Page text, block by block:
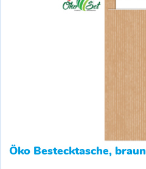
Öko Bestecktasche, braun